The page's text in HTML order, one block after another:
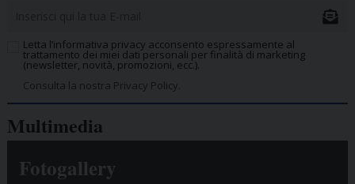
Letta l’informativa privacy acconsento espressamente al
trattamento dei miei dati personali per finalità di marketing
(newsletter, novità, promozioni, ecc.).
Consulta la nostra Privacy Policy.
Multimedia
Fotogallery